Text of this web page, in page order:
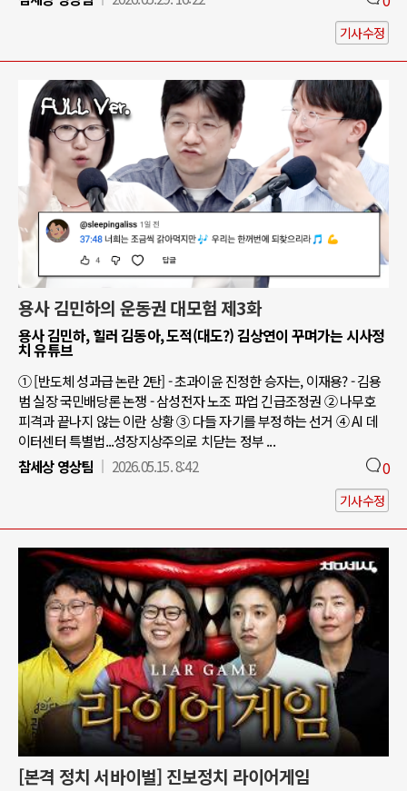
기사수정
용사 김민하의 운동권 대모험 제3화
용사 김민하, 힐러 김동아, 도적(대도?) 김상연이 꾸며가는 시사정
치 유튜브
① [반도체 성과급 논란 2탄] - 초과이윤 진정한 승자는, 이재용? - 김용
범 실장 국민배당론 논쟁 - 삼성전자 노조 파업 긴급조정권 ② 나무호
피격과 끝나지 않는 이란 상황 ③ 다들 자기를 부정하는 선거 ④ AI 데
이터센터 특별법...성장지상주의로 치닫는 정부 ...
참세상 영상팀
2026.05.15. 8:42 0
기사수정
[본격 정치 서바이벌] 진보정치 라이어게임